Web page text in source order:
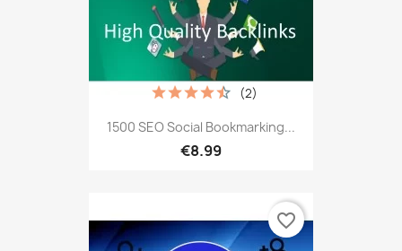
1500 SEO Social Bookmarking...
€8.99
(2)
favorite_border